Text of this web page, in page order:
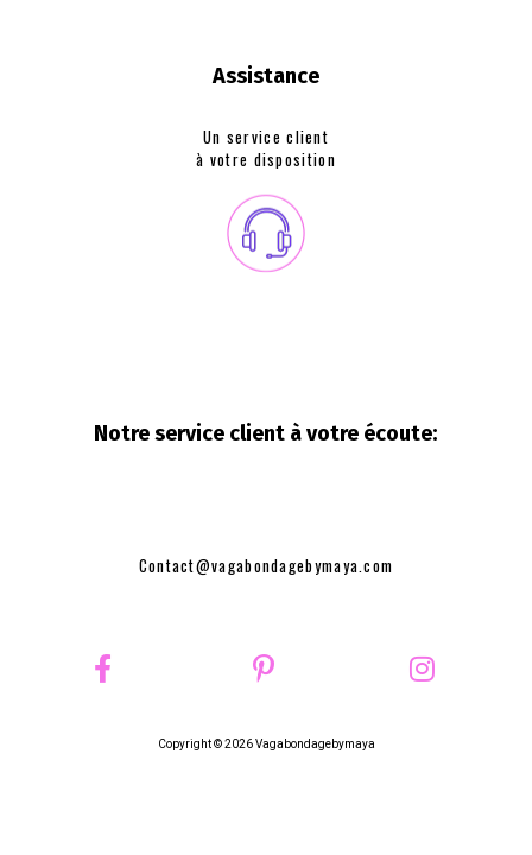
Assistance
Un service client
à votre disposition
Notre service client à votre écoute:
Contact@vagabondagebymaya.com
Copyright © 2026 Vagabondagebymaya